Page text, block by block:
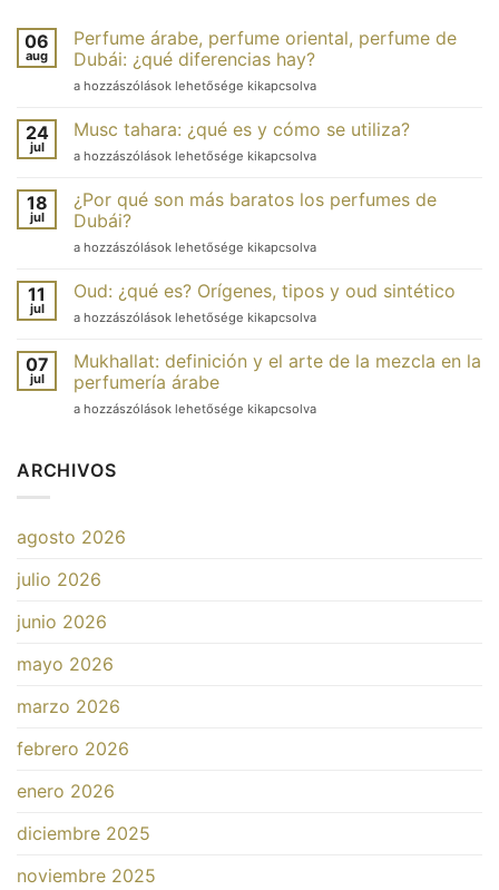
06
aug
Perfume árabe, perfume oriental, perfume de
Dubái: ¿qué diferencias hay?
Parfum
parfum
oriental,
parfum
Dubaï
:
différences
bejegyzéshez
a hozzászólások lehetősége kikapcsolva
24
jul
Musc tahara: ¿qué es y cómo se utiliza?
Musc
qu’est-
ce
que
et
comment
l’utiliser ?
a hozzászólások lehetősége kikapcsolva
18
jul
¿Por qué son más baratos los perfumes de
Dubái?
Pourquoi
parfums
de
Dubaï
ils
moins
chers ?
bejegyzéshez
a hozzászólások lehetősége kikapcsolva
11
jul
Oud: ¿qué es? Orígenes, tipos y oud sintético
Oud
qu’est-
ce
que
c’est ?
et
bejegyzéshez
a hozzászólások lehetősége kikapcsolva
07
jul
Mukhallat: definición y el arte de la mezcla en la
perfumería árabe
Mukhallat
et
dans
parfumerie
bejegyzéshez
a hozzászólások lehetősége kikapcsolva
ARCHIVOS
agosto 2026
julio 2026
junio 2026
mayo 2026
marzo 2026
febrero 2026
enero 2026
diciembre 2025
noviembre 2025